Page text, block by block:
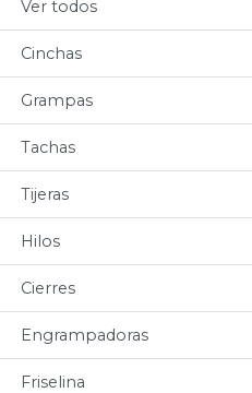
Ver todos
Cinchas
Grampas
Tachas
Tijeras
Hilos
Cierres
Engrampadoras
Friselina